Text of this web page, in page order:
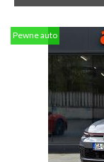
Pewne auto